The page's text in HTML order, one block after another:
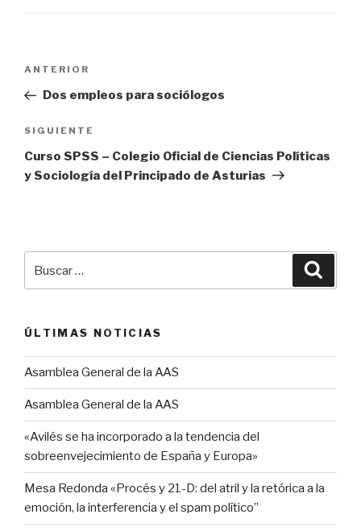
entradas
Entrada
anterior:
ANTERIOR
Dos empleos para sociólogos
Siguiente
entrada
SIGUIENTE
Curso SPSS – Colegio Oficial de Ciencias Políticas
y Sociología del Principado de Asturias
por:
ÚLTIMAS NOTICIAS
Asamblea General de la AAS
Asamblea General de la AAS
«Avilés se ha incorporado a la tendencia del
sobreenvejecimiento de España y Europa»
Mesa Redonda «Procés y 21-D: del atril y la retórica a la
emoción, la interferencia y el spam político”